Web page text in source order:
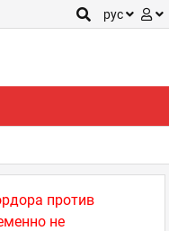
рус
против
не